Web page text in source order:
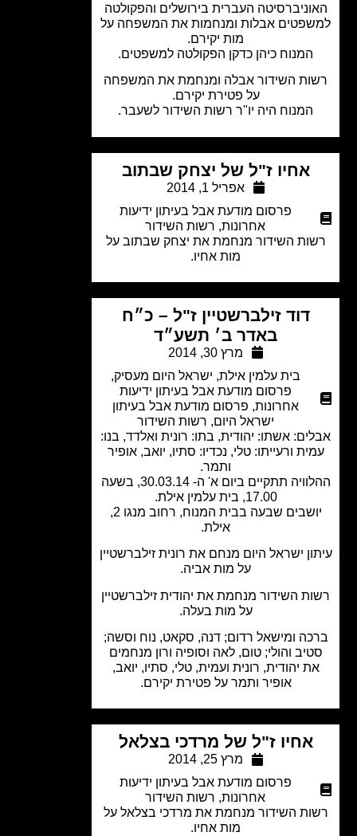
העברית בירושלים והפקולטה
אבלות ומנחמות את המשפחה על
מות יקירם.
המנוח כיהן כדקן הפקולטה למשפטים.
השידור אבלה ומנחמת את המשפחה
על פטירת יקירם.
המנוח היה יו"ר רשות השידור לשעבר.
אחיו ז"ל של יצחק שבתוב
אפריל 1, 2014
פרסום מודעת אבל בעיתון ידיעות
אחרונות,רשות השידור
השידור מנחמת את יצחק שבתוב על
מות אחיו.
דוד זילברשטיין ז"ל – כ״ח
באדר ב׳ תשע״ד
מרץ 30, 2014
בית עלמין אילת,ישראל היום מעסיק,
פרסום מודעת אבל בעיתון ידיעות
אחרונות,פרסום מודעת אבל בעיתון
ישראל היום,רשות השידור
אשתו: יהודית, בתו: רונית ואלדד, בנו:
ורעייתו: טלי, נכדיו: סתיו, יואב, אופיר
ההלוויה תתקיים ביום א' ה- 30.03.14, בשעה
יושבים שבעה בבית המנוח, רחוב מנגו 2,
ישראל היום מנחם את רונית זילברשטיין
על מות אביה.
השידור מנחמת את יהודית זילברשטיין
על מות בעלה.
ומישאל רדום; דנה, סקאט, נוח וסשה;
והולי; טום, לאה וסופיה ורון מנחמים
יהודית, רונית ועמית, טלי, סתיו, יואב,
אופיר ותמר על פטירת יקירם.
אחיו ז"ל של מרדכי בצלאל
מרץ 25, 2014
פרסום מודעת אבל בעיתון ידיעות
אחרונות,רשות השידור
השידור מנחמת את מרדכי בצלאל על
מות אחיו.